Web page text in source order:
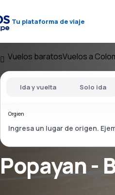
Tu plataforma de viaje
Vuelos baratosVuelos a
Popayan -
Ida y vuelta Solo ida
Orgien